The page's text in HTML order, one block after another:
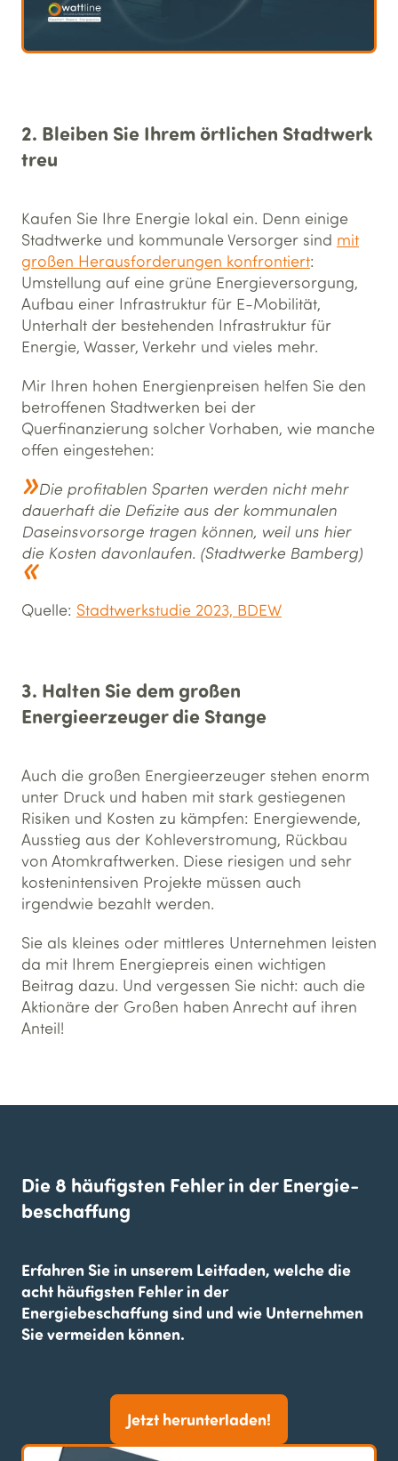
2. Bleiben Sie Ihrem örtlichen Stadtwerk
treu
Kaufen Sie Ihre Energie lokal ein. Denn einige
Stadtwerke und kommunale Versorger sind mit
großen Herausforderungen konfrontiert:
Umstellung auf eine grüne Energieversorgung,
Aufbau einer Infrastruktur für E-Mobilität,
Unterhalt der bestehenden Infrastruktur für
Energie, Wasser, Verkehr und vieles mehr.
Mir Ihren hohen Energienpreisen helfen Sie den
betroffenen Stadtwerken bei der
Querfinanzierung solcher Vorhaben, wie manche
offen eingestehen:
Die profitablen Sparten werden nicht mehr
dauerhaft die Defizite aus der kommunalen
Daseinsvorsorge tragen können, weil uns hier
die Kosten davonlaufen. (Stadtwerke Bamberg)
Quelle: Stadtwerkstudie 2023, BDEW
3. Halten Sie dem großen
Energieerzeuger die Stange
Auch die großen Energieerzeuger stehen enorm
unter Druck und haben mit stark gestiegenen
Risiken und Kosten zu kämpfen: Energiewende,
Ausstieg aus der Kohleverstromung, Rückbau
von Atomkraftwerken. Diese riesigen und sehr
kostenintensiven Projekte müssen auch
irgendwie bezahlt werden.
Sie als kleines oder mittleres Unternehmen leisten
da mit Ihrem Energiepreis einen wichtigen
Beitrag dazu. Und vergessen Sie nicht: auch die
Aktionäre der Großen haben Anrecht auf ihren
Anteil!
Die 8 häufigsten Fehler in der Energie­
beschaffung
Erfahren Sie in unserem Leitfaden, welche die
acht häufigsten Fehler in der
Energiebeschaffung sind und wie Unternehmen
Sie vermeiden können.
Jetzt herunterladen!